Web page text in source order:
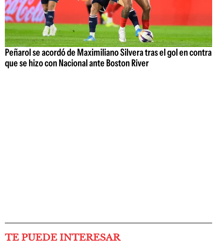
Peñarol se acordó de Maximiliano Silvera tras el gol en contra
que se hizo con Nacional ante Boston River
TE PUEDE INTERESAR